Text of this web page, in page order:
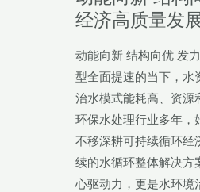
经济高质量发
动能向新 结构向优 发
型全面提速的当下，水
治水模式能耗高、资
环保水处理行业多年，
不移深耕可持续循环经
续的水循环整体解决方
心驱动力，更是水环
构
效
｜